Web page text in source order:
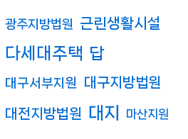
광주지방법원 근린생활시설
다세대주택 답
대구서부지원 대구지방법원
대전지방법원 대지 마산지원